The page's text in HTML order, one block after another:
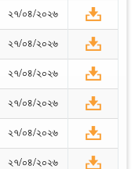
২৭/০৪/২০২৬
২৭/০৪/২০২৬
২৭/০৪/২০২৬
২৭/০৪/২০২৬
২৭/০৪/২০২৬
২৭/০৪/২০২৬